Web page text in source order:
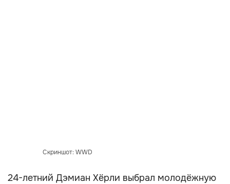
Скриншот: WWD
24-летний Дэмиан Хёрли выбрал молодёжную